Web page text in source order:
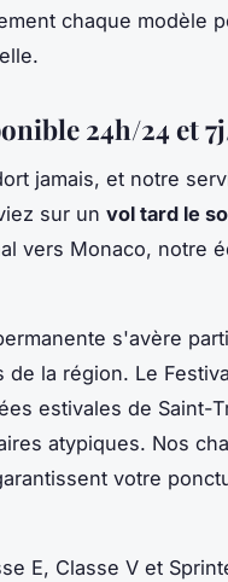
chaque modèle
24h/24 et
jamais, et notre
sur un vol tard le
vers Monaco, notre
s'avère
la région. Le
estivales de Saint-
atypiques. Nos
votre
E, Classe V et